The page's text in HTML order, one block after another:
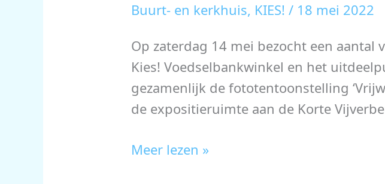
Buurt- en kerkhuis, KIES! / 18 mei 2022
Op zaterdag 14 mei bezocht een
Kies! Voedselbankwinkel en het
gezamenlijk de fototentoonstelling
de expositieruimte aan de Korte
Vrijwilligers
Meer lezen »